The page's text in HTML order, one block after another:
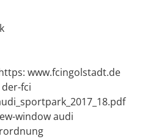
www.fcingolstadt.de
fci
window audi